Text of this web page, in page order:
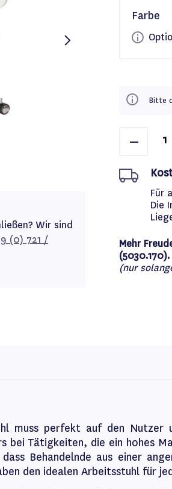
Wir sind
(0) 721 /
Farbe
Bitte
Für
Die
Mehr
(5030.170).
(nur
muss perfekt auf den Nutzer
bei Tätigkeiten, die ein hohes
Behandelnde aus einer
den idealen Arbeitsstuhl für